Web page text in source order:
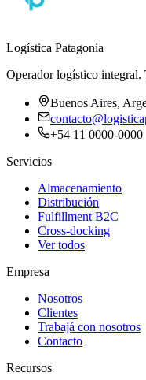
Logística Patagonia
Operador logístico integral.
Buenos Aires,
+54 11 0000-0000
Servicios
Almacenamiento
Distribución
Fulfillment B2C
Cross-docking
Ver todos
Empresa
Nosotros
Clientes
Trabajá con nosotros
Contacto
Recursos